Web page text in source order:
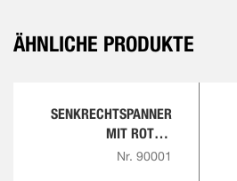
ÄHNLICHE PRODUKTE
SENKRECHTSPANNER
MIT ROTEM
HANDGRIFF
Nr. 90001